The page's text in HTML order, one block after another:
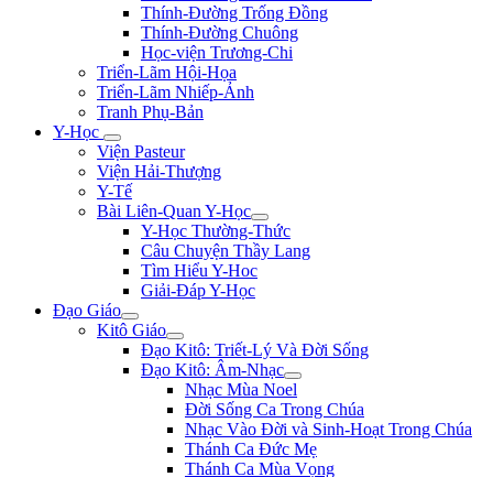
Thính-Đường Trống Đồng
Thính-Đường Chuông
Học-viện Trương-Chi
Triển-Lãm Hội-Họa
Triển-Lãm Nhiếp-Ảnh
Tranh Phụ-Bản
Y-Học
Viện Pasteur
Viện Hải-Thượng
Y-Tế
Bài Liên-Quan Y-Học
Y-Học Thường-Thức
Câu Chuyện Thầy Lang
Tìm Hiểu Y-Hoc
Giải-Đáp Y-Học
Đạo Giáo
Kitô Giáo
Đạo Kitô: Triết-Lý Và Đời Sống
Đạo Kitô: Âm-Nhạc
Nhạc Mùa Noel
Đời Sống Ca Trong Chúa
Nhạc Vào Đời và Sinh-Hoạt Trong Chúa
Thánh Ca Đức Mẹ
Thánh Ca Mùa Vọng